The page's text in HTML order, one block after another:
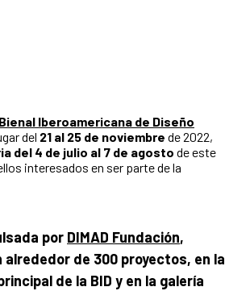
Iberoamericana de Diseño
del 21 al 25 de noviembre de 2022,
del 4 de julio al 7 de agosto de este
interesados en ser parte de la
por DIMAD Fundación,
alrededor de 300 proyectos, en la
de la BID y en la galería